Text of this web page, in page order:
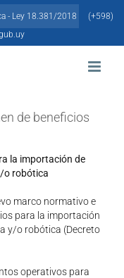
- Ley 18.381/2018
(+598)
de beneficios
la importación de
o robótica
marco normativo e
para la importación
y/o robótica (Decreto
operativos para